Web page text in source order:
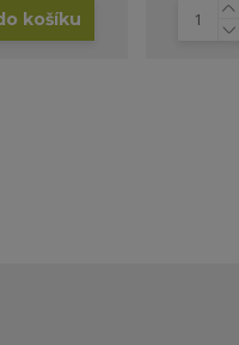
košíku